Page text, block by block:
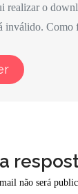
realizar o
inválido. Como
não será